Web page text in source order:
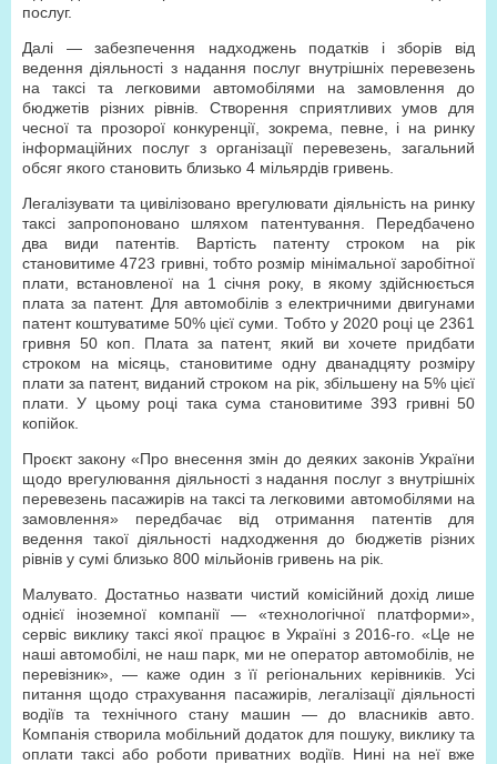
послуг.
Далі — забезпечення надходжень податків і зборів від
ведення діяльності з надання послуг внутрішніх перевезень
на таксі та легковими автомобілями на замовлення до
бюджетів різних рівнів. Створення сприятливих умов для
чесної та прозорої конкуренції, зокрема, певне, і на ринку
інформаційних послуг з організації перевезень, загальний
обсяг якого становить близько 4 мільярдів гривень.
Легалізувати та цивілізовано врегулювати діяльність на ринку
таксі запропоновано шляхом патентування. Передбачено
два види патентів. Вартість патенту строком на рік
становитиме 4723 гривні, тобто розмір мінімальної заробітної
плати, встановленої на 1 січня року, в якому здійснюється
плата за патент. Для автомобілів з електричними двигунами
патент коштуватиме 50% цієї суми. Тобто у 2020 році це 2361
гривня 50 коп. Плата за патент, який ви хочете придбати
строком на місяць, становитиме одну дванадцяту розміру
плати за патент, виданий строком на рік, збільшену на 5% цієї
плати. У цьому році така сума становитиме 393 гривні 50
копійок.
Проєкт закону «Про внесення змін до деяких законів України
щодо врегулювання діяльності з надання послуг з внутрішніх
перевезень пасажирів на таксі та легковими автомобілями на
замовлення» передбачає від отримання патентів для
ведення такої діяльності надходження до бюджетів різних
рівнів у сумі близько 800 мільйонів гривень на рік.
Малувато. Достатньо назвати чистий комісійний дохід лише
однієї іноземної компанії — «технологічної платформи»,
сервіс виклику таксі якої працює в Україні з 2016-го. «Це не
наші автомобілі, не наш парк, ми не оператор автомобілів, не
перевізник», — каже один з її регіональних керівників. Усі
питання щодо страхування пасажирів, легалізації діяльності
водіїв та технічного стану машин — до власників авто.
Компанія створила мобільний додаток для пошуку, виклику та
оплати таксі або роботи приватних водіїв. Нині на неї вже